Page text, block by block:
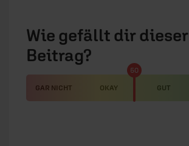
Wie gefällt dir dieser
Beitrag?
GAR NICHT OKAY GUT
50